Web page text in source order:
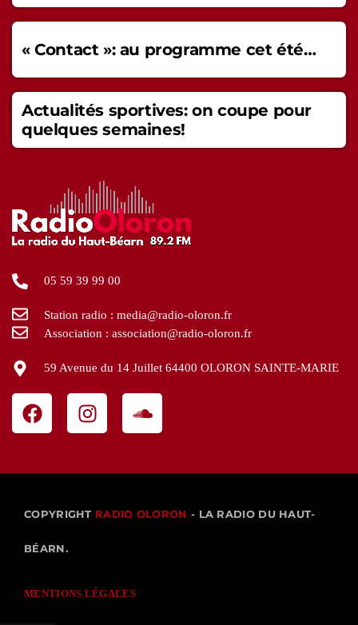
« Contact »: au programme cet été…
Actualités sportives: on coupe pour
quelques semaines!
05 59 39 99 00
Station radio : media@radio-oloron.fr
Association : association@radio-oloron.fr
59 Avenue du 14 Juillet 64400 OLORON SAINTE-MARIE
COPYRIGHT RADIO OLORON - LA RADIO DU HAUT-
BÉARN.
MENTIONS LÉGALES